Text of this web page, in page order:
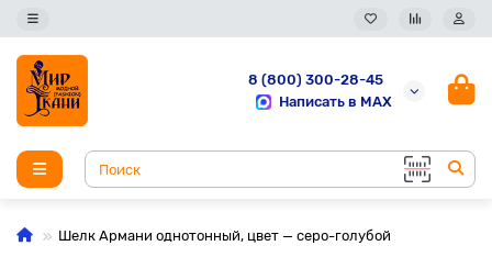
8 (800) 300-28-45
Написать в MAX
Шелк Армани однотонный, цвет — серо-голубой